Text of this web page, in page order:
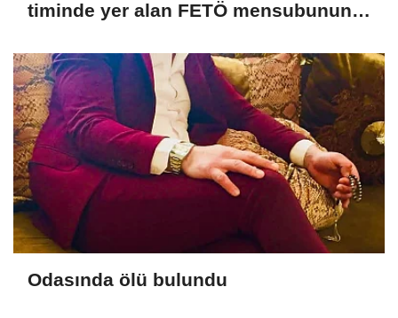
timinde yer alan FETÖ mensubunun
Odasında ölü bulundu